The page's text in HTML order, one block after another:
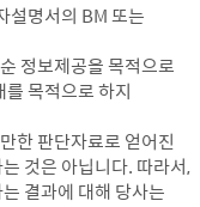
설명서의 BM 또는
정보제공을 목적으로
목적으로 하지
한 판단자료로 얻어진
것은 아닙니다. 따라서,
결과에 대해 당사는